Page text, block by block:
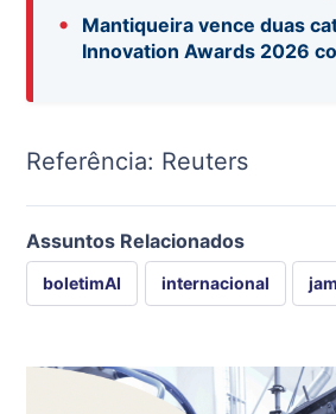
•
Mantiqueira vence duas
Innovation Awards 2026
Referência: Reuters
Assuntos Relacionados
boletimAI internacional